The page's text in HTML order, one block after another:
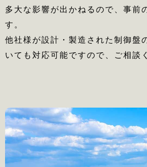
多大な影響が出かねるので、事前
す。
他社様が設計・製造された制御盤
いても対応可能ですので、ご相談